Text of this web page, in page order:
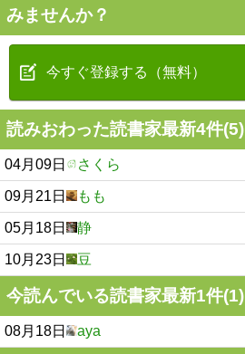
みませんか？
今すぐ登録する（無料）
読みおわった読書家最新4件(5)
04月09日 さくら
09月21日 もも
05月18日 静
10月23日 豆
今読んでいる読書家最新1件(1)
08月18日 aya